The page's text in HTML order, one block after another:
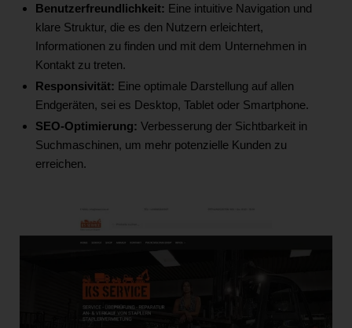
Benutzerfreundlichkeit: Eine intuitive Navigation und
klare Struktur, die es den Nutzern erleichtert,
Informationen zu finden und mit dem Unternehmen in
Kontakt zu treten.
Responsivität: Eine optimale Darstellung auf allen
Endgeräten, sei es Desktop, Tablet oder Smartphone.
SEO-Optimierung: Verbesserung der Sichtbarkeit in
Suchmaschinen, um mehr potenzielle Kunden zu
erreichen.